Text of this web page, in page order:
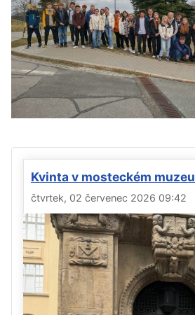
Kvinta v mosteckém muzeu
čtvrtek, 02 červenec 2026 09:42